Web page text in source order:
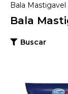
Bala Mastigavel
Bala
Buscar